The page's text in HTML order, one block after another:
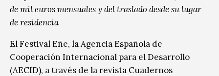
Medio Ambiente
Música
Sin categoría
de mil euros mensuales y del traslado desde su lugar
de residencia
El Festival Eñe, la Agencia Española de
Cooperación Internacional para el Desarrollo
(AECID), a través de la revista Cuadernos